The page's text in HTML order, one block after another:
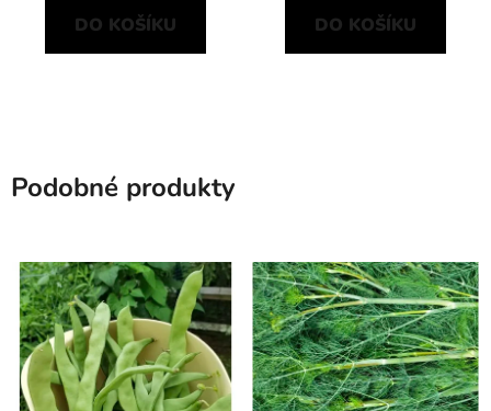
DO KOŠÍKU DO KOŠÍKU
Podobné produkty